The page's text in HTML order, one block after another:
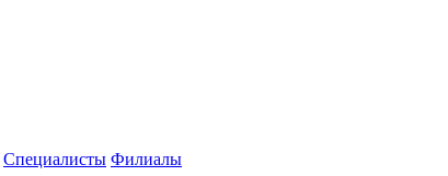
Специалисты Филиалы